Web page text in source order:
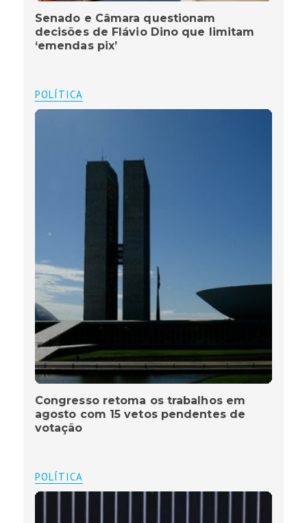
Senado e Câmara questionam
decisões de Flávio Dino que limitam
‘emendas pix’
POLÍTICA
Congresso retoma os trabalhos em
agosto com 15 vetos pendentes de
votação
POLÍTICA